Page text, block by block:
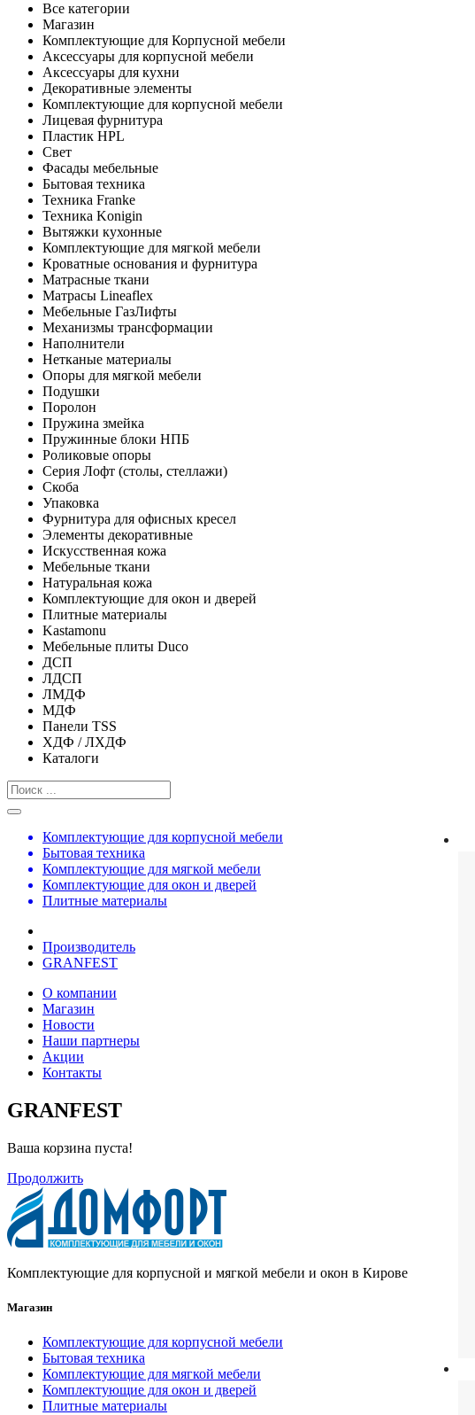
Все категории
Магазин
Комплектующие для Корпусной мебели
Аксессуары для корпусной мебели
Аксессуары для кухни
Декоративные элементы
Комплектующие для корпусной мебели
Лицевая фурнитура
Пластик HPL
Свет
Фасады мебельные
Бытовая техника
Техника Franke
Техника Konigin
Вытяжки кухонные
Комплектующие для мягкой мебели
Кроватные основания и фурнитура
Матрасные ткани
Матрасы Lineaflex
Мебельные ГазЛифты
Механизмы трансформации
Наполнители
Нетканые материалы
Опоры для мягкой мебели
Подушки
Поролон
Пружина змейка
Пружинные блоки НПБ
Роликовые опоры
Серия Лофт (столы, стеллажи)
Скоба
Упаковка
Фурнитура для офисных кресел
Элементы декоративные
Искусственная кожа
Мебельные ткани
Натуральная кожа
Комплектующие для окон и дверей
Плитные материалы
Kastamonu
Мебельные плиты Duco
ДСП
ЛДСП
ЛМДФ
МДФ
Панели TSS
ХДФ / ЛХДФ
Каталоги
Комплектующие для корпусной мебели
Бытовая техника
Комплектующие для мягкой мебели
Комплектующие для окон и дверей
Плитные материалы
Производитель
GRANFEST
О компании
Магазин
Новости
Наши партнеры
Акции
Контакты
GRANFEST
Ваша корзина пуста!
Продолжить
Комплектующие для корпусной и мягкой мебели и окон в Кирове
Магазин
Комплектующие для корпусной мебели
Бытовая техника
Комплектующие для мягкой мебели
Комплектующие для окон и дверей
Плитные материалы